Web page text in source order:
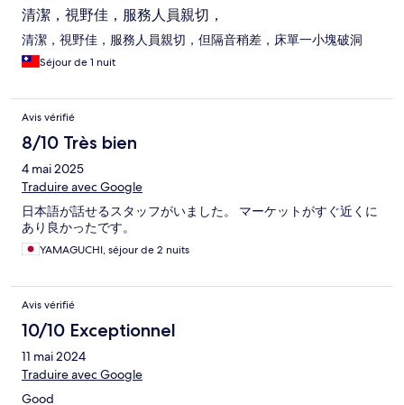
清潔，視野佳，服務人員親切，
清潔，視野佳，服務人員親切，但隔音稍差，床單一小塊破洞
Séjour de 1 nuit
Avis vérifié
8/10 Très bien
4 mai 2025
Traduire avec Google
日本語が話せるスタッフがいました。 マーケットがすぐ近くに
あり良かったです。
YAMAGUCHI, séjour de 2 nuits
Avis vérifié
10/10 Exceptionnel
11 mai 2024
Traduire avec Google
Good